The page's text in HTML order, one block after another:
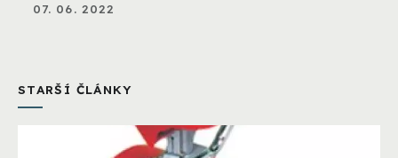
07. 06. 2022
STARŠÍ ČLÁNKY